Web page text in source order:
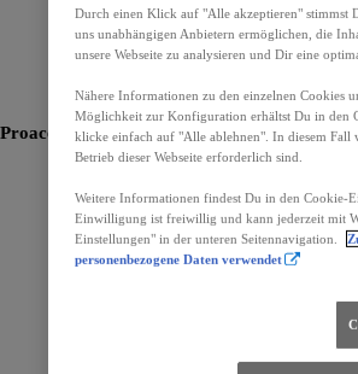
Proace VersoVollelektrisch
Durch einen Klick auf "Alle akzeptieren" stimmst
uns unabhängigen Anbietern ermöglichen, die
unsere Webseite zu analysieren und Dir eine
Nähere Informationen zu den einzelnen Cookies
Möglichkeit zur Konfiguration erhältst Du in den
klicke einfach auf "Alle ablehnen". In diesem Fall
Betrieb dieser Webseite erforderlich sind.
Weitere Informationen findest Du in den Cookie-
Einwilligung ist freiwillig und kann jederzeit mit
Einstellungen" in der unteren Seitennavigation.
personenbezogene Daten verwendet